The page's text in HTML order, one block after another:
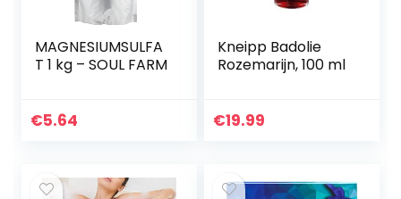
MAGNESIUMSULFA
T 1 kg – SOUL FARM
€5.64
Kneipp Badolie
Rozemarijn, 100 ml
€19.99